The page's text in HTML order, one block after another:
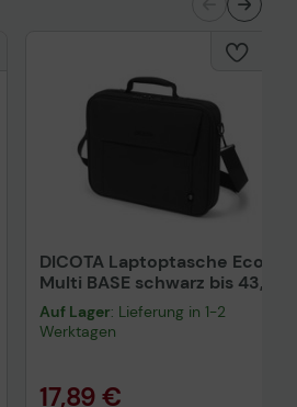
DICOTA Laptoptasche Eco
Multi BASE schwarz bis 43,9
cm (17,3 Zoll)
Auf Lager: Lieferung in 1-2
Werktagen
17,89 €